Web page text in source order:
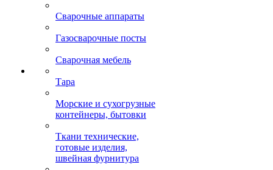
Сварочные аппараты
Газосварочные посты
Сварочная мебель
Тара
Морские и сухогрузные
контейнеры, бытовки
Ткани технические,
готовые изделия,
швейная фурнитура